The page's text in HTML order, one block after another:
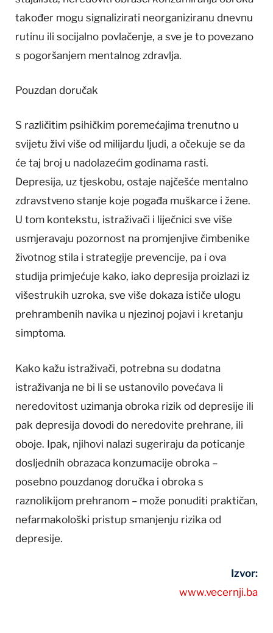
također mogu signalizirati neorganiziranu dnevnu
rutinu ili socijalno povlačenje, a sve je to povezano
s pogoršanjem mentalnog zdravlja.
Pouzdan doručak
S različitim psihičkim poremećajima trenutno u
svijetu živi više od milijardu ljudi, a očekuje se da
će taj broj u nadolazećim godinama rasti.
Depresija, uz tjeskobu, ostaje najčešće mentalno
zdravstveno stanje koje pogađa muškarce i žene.
U tom kontekstu, istraživači i liječnici sve više
usmjeravaju pozornost na promjenjive čimbenike
životnog stila i strategije prevencije, pa i ova
studija primjećuje kako, iako depresija proizlazi iz
višestrukih uzroka, sve više dokaza ističe ulogu
prehrambenih navika u njezinoj pojavi i kretanju
simptoma.
Kako kažu istraživači, potrebna su dodatna
istraživanja ne bi li se ustanovilo povećava li
neredovitost uzimanja obroka rizik od depresije ili
pak depresija dovodi do neredovite prehrane, ili
oboje. Ipak, njihovi nalazi sugeriraju da poticanje
dosljednih obrazaca konzumacije obroka –
posebno pouzdanog doručka i obroka s
raznolikijom prehranom – može ponuditi praktičan,
nefarmakološki pristup smanjenju rizika od
depresije.
Izvor:
www.vecernji.ba